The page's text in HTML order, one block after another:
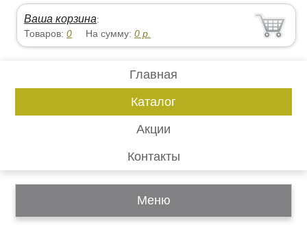
Ваша корзина:
Товаров:0 На сумму:0 р.
Главная
Каталог
Акции
Контакты
Меню